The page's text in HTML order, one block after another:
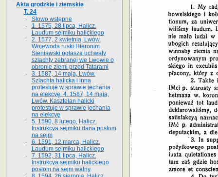
Akta grodzkie i ziemskie
T. 24
Słowo wstępne
1. 1575, 28 lipca, Halicz.
Laudum sejmiku halickiego
2. 1577, 2 kwietnia, Lwów.
Wojewoda ruski Hieronim
Sieniawski ogłasza uchwały
szlachty zebranej we Lwowie o
obronie ziemi przed Tatarami
3. 1587, 14 maja, Lwów.
Szlachta halicka i inna
protestuje w sprawie jechania
na elekcyę. 4. 1587, 14 maja,
Lwów. Kasztelan halicki
protestuje w sprawie jechania
na elekcyę
5. 1590, 8 lutego, Halicz.
Instrukcya sejmiku dana posłom
na sejm
6. 1591, 12 marca, Halicz.
Laudum sejmiku halickiego
7. 1592, 31 lipca, Halicz.
Instrukcya sejmiku halickiego
posłom na sejm walny